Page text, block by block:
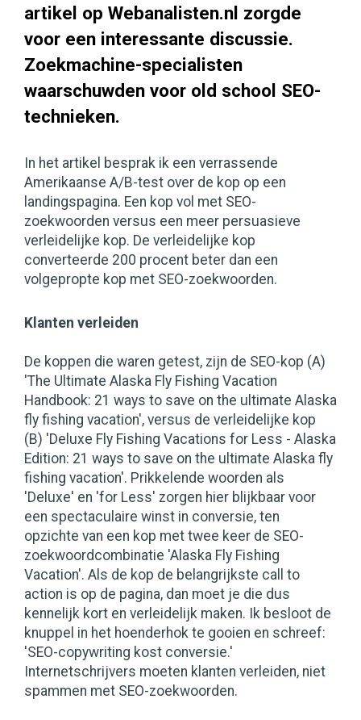
artikel op Webanalisten.nl zorgde
voor een interessante discussie.
Zoekmachine-specialisten
waarschuwden voor old school SEO-
technieken.
In het artikel besprak ik een verrassende
Amerikaanse A/B-test over de kop op een
landingspagina. Een kop vol met SEO-
zoekwoorden versus een meer persuasieve
verleidelijke kop. De verleidelijke kop
converteerde 200 procent beter dan een
volgepropte kop met SEO-zoekwoorden.
Klanten verleiden
De koppen die waren getest, zijn de SEO-kop (A)
'The Ultimate Alaska Fly Fishing Vacation
Handbook: 21 ways to save on the ultimate Alaska
fly fishing vacation', versus de verleidelijke kop
(B) 'Deluxe Fly Fishing Vacations for Less - Alaska
Edition: 21 ways to save on the ultimate Alaska fly
fishing vacation'. Prikkelende woorden als
'Deluxe' en 'for Less' zorgen hier blijkbaar voor
een spectaculaire winst in conversie, ten
opzichte van een kop met twee keer de SEO-
zoekwoordcombinatie 'Alaska Fly Fishing
Vacation'. Als de kop de belangrijkste call to
action is op de pagina, dan moet je die dus
kennelijk kort en verleidelijk maken. Ik besloot de
knuppel in het hoenderhok te gooien en schreef:
'SEO-copywriting kost conversie.'
Internetschrijvers moeten klanten verleiden, niet
spammen met SEO-zoekwoorden.